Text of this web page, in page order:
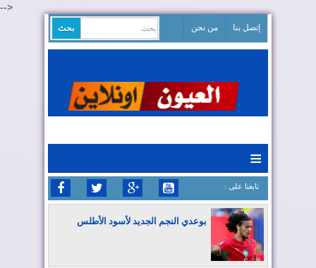
-->
إتصل بنا من نحن
≡
: تابعنا على
بوعدي النجم الجديد لأسود الأطلس